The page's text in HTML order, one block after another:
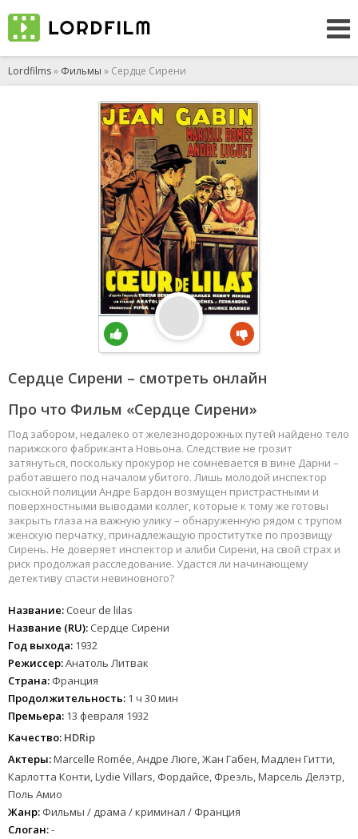
Lordfilms» Фильмы » Сердце Сирени
Сердце Сирени – смотреть онлайн
Про что Фильм «Сердце Сирени»
Под забором, недалеко от железнодорожных путей найдено тело
парижского фабриканта Новьона. Следствие не грозит
затянуться, поскольку прокурор не сомневается в вине Дарни –
работавшего под началом убитого. Лишь молодой инспектор
сыскной полиции Андре Бардон возмущен пристрастными и
поверхностными выводами коллег, которые к тому же готовы
закрыть глаза на важную улику – обнаруженную рядом с трупом
женскую перчатку, принадлежащую проститутке по прозвищу
Сирень. Не доверяет инспектор и алиби Сирени, на свой страх и
риск продолжая расследование. Удастся ли начинающему
детективу спасти невиновного?
Название: Coeur de lilas
Название (RU): Сердце Сирени
Год выхода: 1932
Режиссер:Анатоль Литвак
Страна: Франция
Продолжительность: 1 ч 30 мин
Премьера: 13 февраля 1932
Качество: HDRip
Актеры:Marcelle Romée, Андре Люге, Жан Габен, Мадлен Гитти,
Карлотта Конти, Lydie Villars, Фордайсе, Фреэль, Марсель Делэтр,
Поль Амио
Жанр: Фильмы / драма / криминал / Франция
Слоган:-